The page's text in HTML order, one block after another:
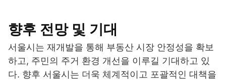
향후 전망 및 기대
서울시는 재개발을 통해 부동산 시장 안정성을 확보
하고, 주민의 주거 환경 개선을 이루길 기대하고 있
다. 향후 서울시는 더욱 체계적이고 포괄적인 대책을